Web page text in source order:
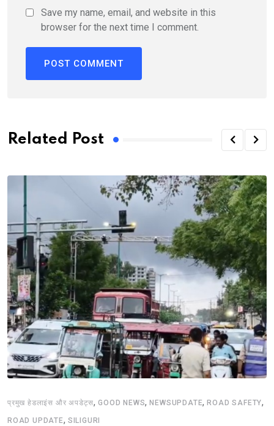
Save my name, email, and website in this
browser for the next time I comment.
Related Post
प्रमुख हेडलाइंस और अपडेट्स,GOOD NEWS,NEWSUPDATE,ROAD SAFETY,
ROAD UPDATE, SILIGURI